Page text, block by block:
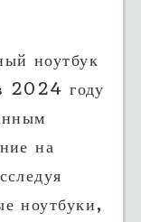
ноутбук
2024 году
на
ноутбуки,